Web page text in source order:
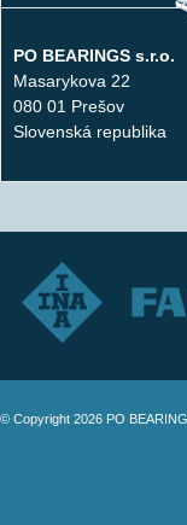
PO BEARINGS s.r.o.
Masarykova 22
080 01 Prešov
Slovenská republika
© Copyright 2026 PO